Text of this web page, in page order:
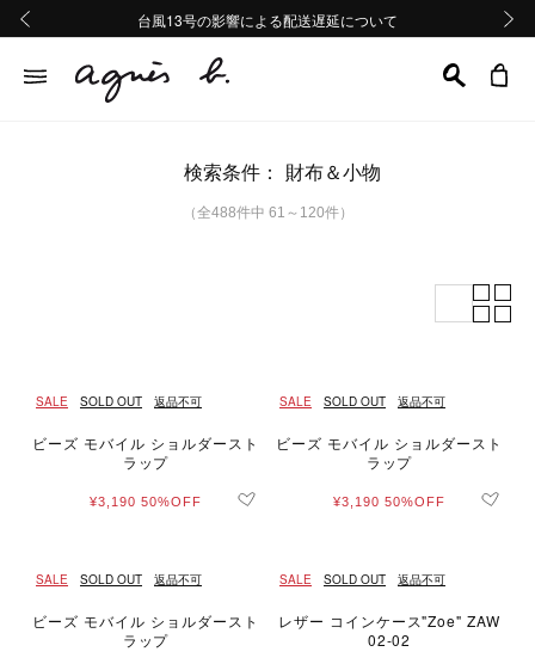
熊本地域地震の影響による配送遅延について
Summer Sale 2buy10%OFF!!
台風13号の影響による配送遅延について
熊本地域地震の影響による配送遅延について
Summer Sale 2buy10%OFF!!
検索条件： 財布＆小物
（全488件中 61～120件）
SALE SOLD OUT 返品不可
ビーズ モバイル ショルダースト
ラップ
¥3,190 50%OFF
SALE SOLD OUT 返品不可
ビーズ モバイル ショルダースト
ラップ
¥3,190 50%OFF
SALE SOLD OUT 返品不可
ビーズ モバイル ショルダースト
ラップ
SALE SOLD OUT 返品不可
レザー コインケース"Zoe" ZAW
02-02